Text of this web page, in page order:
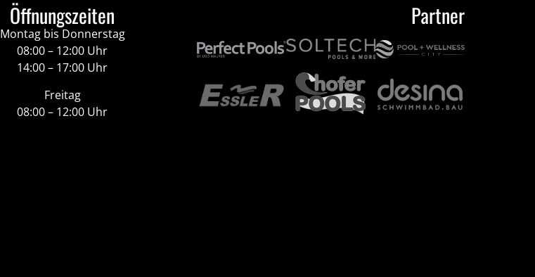
Öffnungszeiten
Montag bis Donnerstag
08:00 – 12:00 Uhr
14:00 – 17:00 Uhr
Freitag
08:00 – 12:00 Uhr
Partner